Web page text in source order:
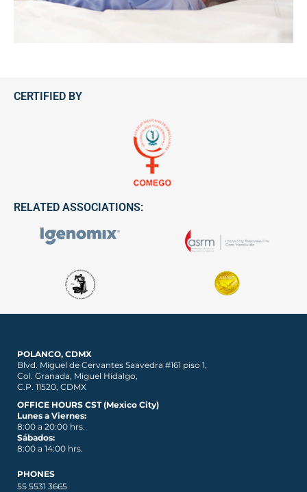
CERTIFIED BY
RELATED ASSOCIATIONS:
POLANCO, CDMX
Blvd. Miguel de Cervantes Saavedra #161 piso 1,
Col. Granada, Miguel Hidalgo,
C.P. 11520, CDMX
OFFICE HOURS CST (Mexico City)
Lunes a Viernes:
8:00 a 20:00 hrs.
Sábados:
8:00 a 14:00 hrs.
PHONES
55 5531 3665